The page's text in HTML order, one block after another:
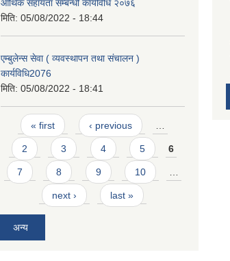
आर्थिक सहायता सम्बन्धी कार्यविधि २०७६
मिति: 05/08/2022 - 18:44
एम्बुलेन्स सेवा ( व्यवस्थापन तथा संचालन )
कार्यविधि2076
मिति: 05/08/2022 - 18:41
Pages
« first ‹ previous …
2 3 4 5 6
7 8 9 10 …
next › last »
अन्य